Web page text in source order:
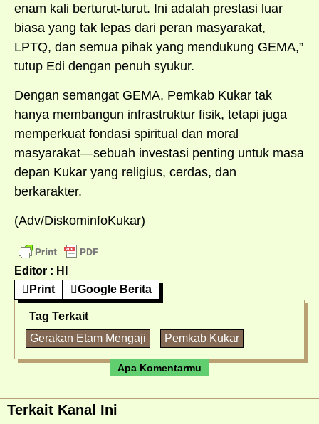
enam kali berturut-turut. Ini adalah prestasi luar
biasa yang tak lepas dari peran masyarakat,
LPTQ, dan semua pihak yang mendukung GEMA,”
tutup Edi dengan penuh syukur.
Dengan semangat GEMA, Pemkab Kukar tak
hanya membangun infrastruktur fisik, tetapi juga
memperkuat fondasi spiritual dan moral
masyarakat—sebuah investasi penting untuk masa
depan Kukar yang religius, cerdas, dan
berkarakter.
(Adv/DiskominfoKukar)
Editor : HI
Print
Google Berita
Tag Terkait
Gerakan Etam Mengaji
Pemkab Kukar
Apa Komentarmu
Terkait Kanal Ini